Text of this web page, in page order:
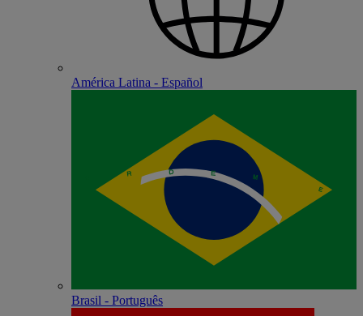
América Latina - Español
Brasil - Português